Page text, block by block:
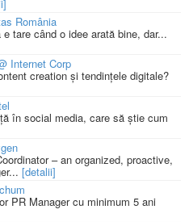
România
tare când o idee arată bine, dar...
Internet Corp
creation și tendințele digitale?
în social media, care să știe cum
– an organized, proactive,
[detalii]
PR Manager cu minimum 5 ani